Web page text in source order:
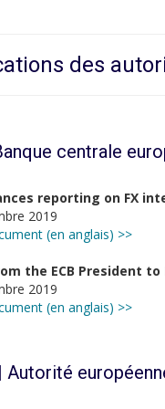
des
centrale
reporting on FX
2019
(en anglais) >>
the ECB President to
2019
(en anglais) >>
Autorité